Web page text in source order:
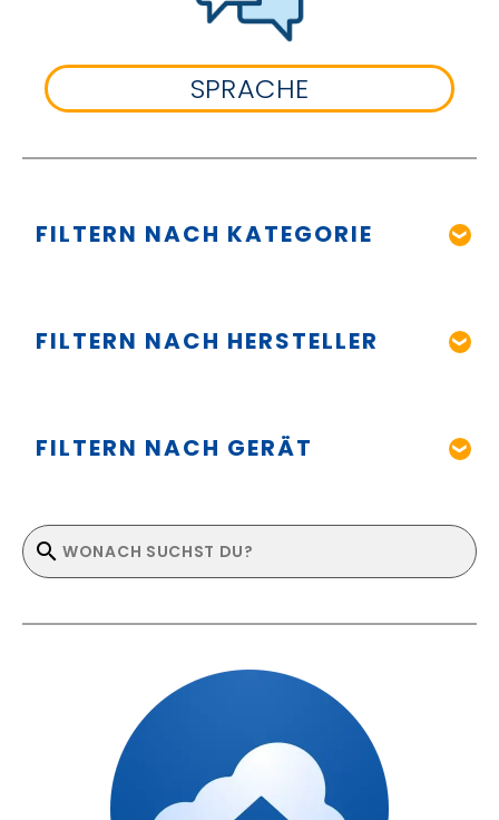
SPRACHE
FILTERN NACH KATEGORIE
FILTERN NACH HERSTELLER
FILTERN NACH GERÄT